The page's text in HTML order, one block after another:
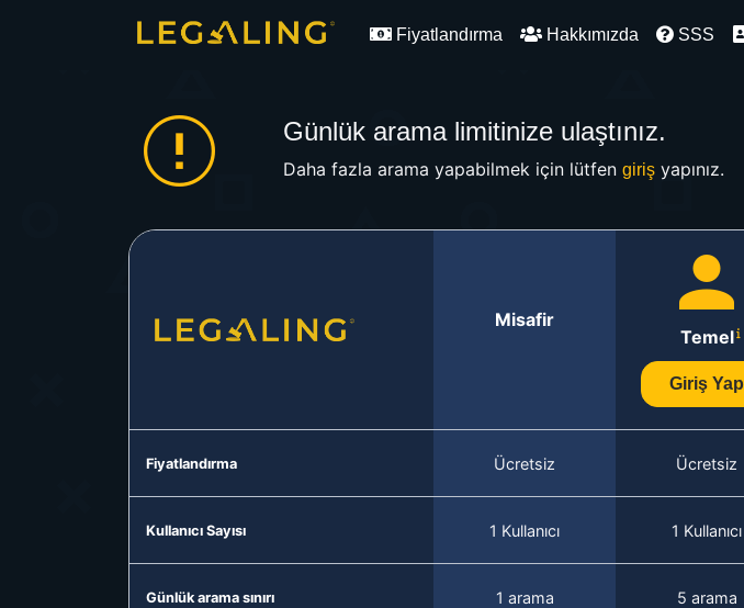
Fiyatlandırma Hakkımızda SSS
Günlük arama limitinize ulaştınız.
Daha fazla arama yapabilmek için lütfen girişyapınız.
Misafir
Temel
Giriş Yap
Fiyatlandırma Ücretsiz Ücretsiz
Kullanıcı Sayısı 1 Kullanıcı 1 Kullanıcı
Günlük arama sınırı 1 arama 5 arama